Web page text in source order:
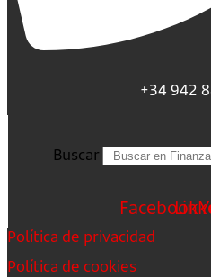
+34 942
Buscar
Facebook
Política de privacidad
Política de cookies